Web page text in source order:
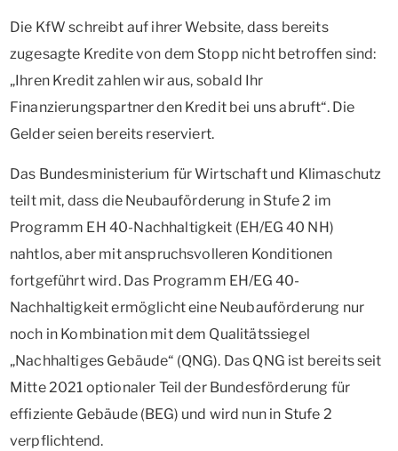
Die KfW schreibt auf ihrer Website, dass bereits
zugesagte Kredite von dem Stopp nicht betroffen sind:
„Ihren Kredit zahlen wir aus, sobald Ihr
Finanzierungspartner den Kredit bei uns abruft“. Die
Gelder seien bereits reserviert.
Das Bundesministerium für Wirtschaft und Klimaschutz
teilt mit, dass die Neubauförderung in Stufe 2 im
Programm EH 40-Nachhaltigkeit (EH/EG 40 NH)
nahtlos, aber mit anspruchsvolleren Konditionen
fortgeführt wird. Das Programm EH/EG 40-
Nachhaltigkeit ermöglicht eine Neubauförderung nur
noch in Kombination mit dem Qualitätssiegel
„Nachhaltiges Gebäude“ (QNG). Das QNG ist bereits seit
Mitte 2021 optionaler Teil der Bundesförderung für
effiziente Gebäude (BEG) und wird nun in Stufe 2
verpflichtend.